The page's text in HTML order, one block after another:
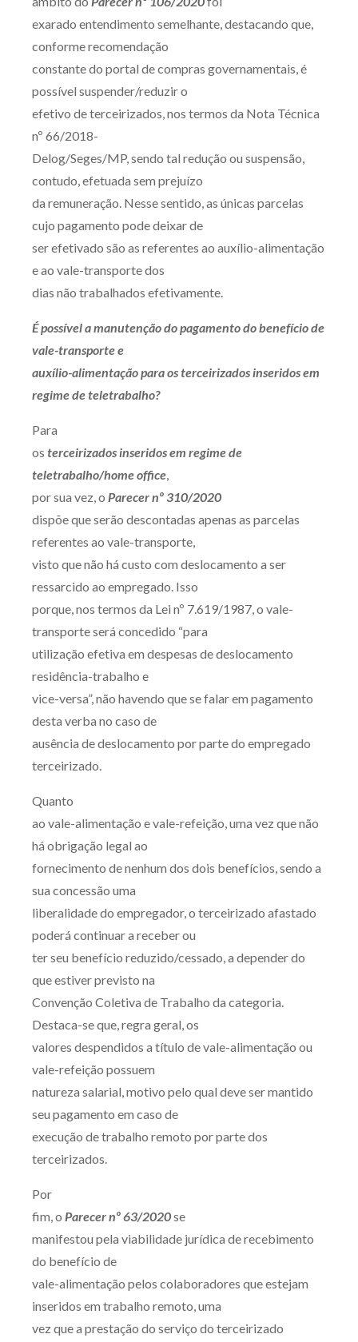
exarado entendimento semelhante, destacando que,
conforme recomendação
constante do portal de compras governamentais, é
possível suspender/reduzir o
efetivo de terceirizados, nos termos da Nota Técnica
nº 66/2018-
Delog/Seges/MP, sendo tal redução ou suspensão,
contudo, efetuada sem prejuízo
da remuneração. Nesse sentido, as únicas parcelas
cujo pagamento pode deixar de
ser efetivado são as referentes ao auxílio-alimentação
e ao vale-transporte dos
dias não trabalhados efetivamente.
É possível a manutenção do pagamento do benefício de
vale-transporte e
auxílio-alimentação para os terceirizados inseridos em
regime de teletrabalho?
Para
os terceirizados inseridos em regime de
teletrabalho/home office,
por sua vez, o Parecer nº 310/2020
dispõe que serão descontadas apenas as parcelas
referentes ao vale-transporte,
visto que não há custo com deslocamento a ser
ressarcido ao empregado. Isso
porque, nos termos da Lei nº 7.619/1987, o vale-
transporte será concedido “para
utilização efetiva em despesas de deslocamento
residência-trabalho e
vice-versa”, não havendo que se falar em pagamento
desta verba no caso de
ausência de deslocamento por parte do empregado
terceirizado.
Quanto
ao vale-alimentação e vale-refeição, uma vez que não
há obrigação legal ao
fornecimento de nenhum dos dois benefícios, sendo a
sua concessão uma
liberalidade do empregador, o terceirizado afastado
poderá continuar a receber ou
ter seu benefício reduzido/cessado, a depender do
que estiver previsto na
Convenção Coletiva de Trabalho da categoria.
Destaca-se que, regra geral, os
valores despendidos a título de vale-alimentação ou
vale-refeição possuem
natureza salarial, motivo pelo qual deve ser mantido
seu pagamento em caso de
execução de trabalho remoto por parte dos
terceirizados.
Por
fim, o Parecer nº 63/2020se
manifestou pela viabilidade jurídica de recebimento
do benefício de
vale-alimentação pelos colaboradores que estejam
inseridos em trabalho remoto, uma
vez que a prestação do serviço do terceirizado